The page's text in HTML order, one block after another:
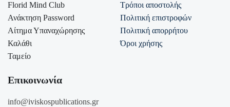
Florid Mind Club
Ανάκτηση Password
Αίτημα Υπαναχώρησης
Καλάθι
Ταμείο
Τρόποι αποστολής
Πολιτική επιστροφών
Πολιτική απορρήτου
Όροι χρήσης
Επικοινωνία
info@iviskospublications.gr